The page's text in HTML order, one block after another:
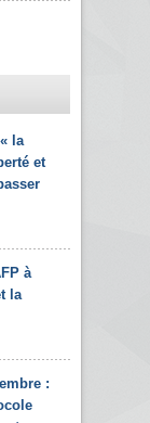
la
et
à
la
: